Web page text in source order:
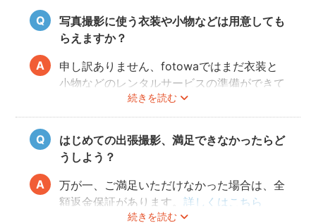
写真撮影に使う衣装や小物などは用意しても
らえますか？
続きを読む
申し訳ありません、fotowaではまだ衣装と
小物などのレンタルサービスの準備ができて
おりませんので、お客様ご自身にご用意をお
願いしております。
はじめての出張撮影、満足できなかったらど
うしよう？
続きを読む
万が一、ご満足いただけなかった場合は、全
額返金保証があります。詳しくはこちら